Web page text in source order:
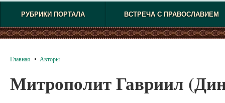
РУБРИКИ ПОРТАЛА ВСТРЕЧА С ПРАВОСЛАВИЕМ
Главная Авторы
Митрополит Гавриил